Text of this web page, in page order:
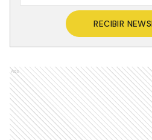
RECIBIR
Ads